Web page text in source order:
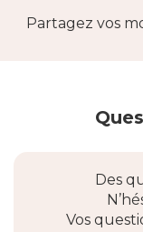
Partagez vos
Des
Vos